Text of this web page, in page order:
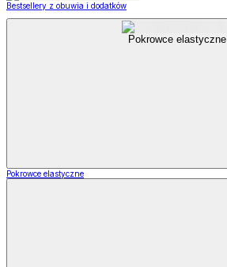
Bestsellery z obuwia i dodatków
Pokrowce elastyczne
Pokrowce elastyczne